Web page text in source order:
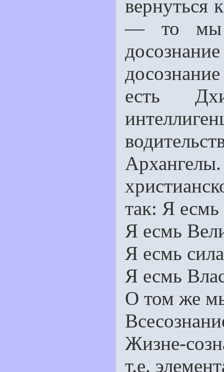
вернуться
— то мы
есть
так: Я есмь
Я есмь
Я есмь
Я есмь
О том же
Жизне-
т.е.